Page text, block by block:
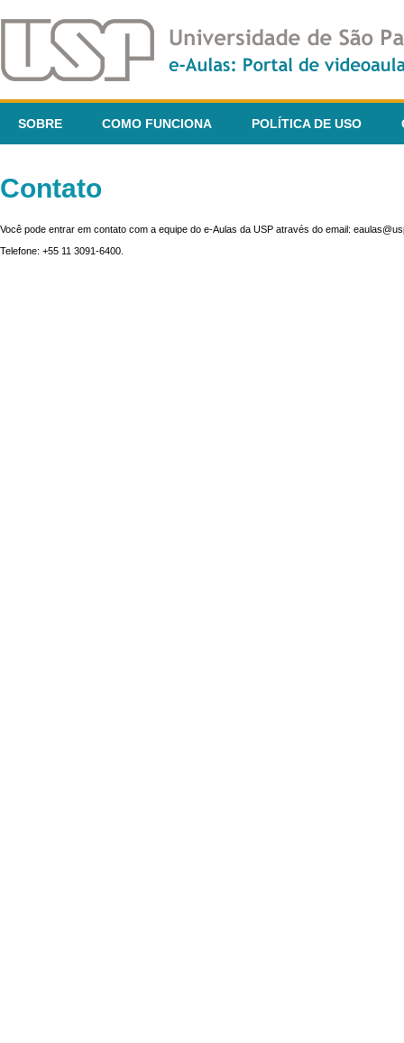
SOBRE COMO FUNCIONA POLÍTICA DE USO
Contato
Você pode entrar em contato com a equipe do e-Aulas da USP através do email:
Telefone: +55 11 3091-6400.